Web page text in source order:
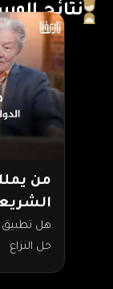
نتائج
من
هل تطبيق
حل النزاع